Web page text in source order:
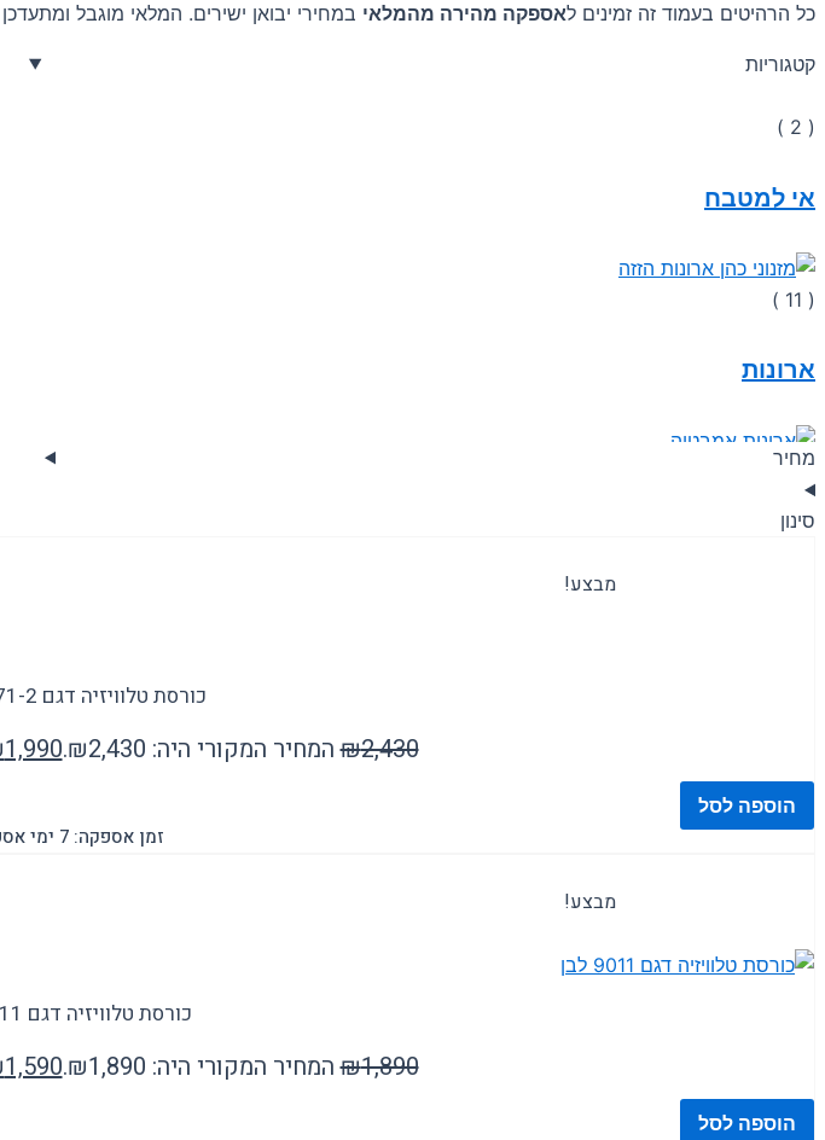
כל הרהיטים בעמוד זה זמינים לאספקה מהירה מהמלאי במחירי יבואן ישירים. המלאי מוגבל
קטגוריות
( 2 )
אי למטבח
( 11 )
ארונות
( 16 )
מחיר
סינון
מבצע!
כורסת טלוויזיה דגם 9071-2 קרם
₪2,430 המחיר המקורי היה: ₪2,430. 1,990
הוספה לסל
זמן אספקה: 7 ימי אספקה
מבצע!
כורסת טלוויזיה דגם 9011 לבן
₪1,890 המחיר המקורי היה: ₪1,890. 1,590
הוספה לסל